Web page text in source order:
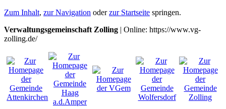
Zum Inhalt, zur Navigation oderzur Startseite springen.
Verwaltungsgemeinschaft Zolling | Online: https://www.vg-
zolling.de/